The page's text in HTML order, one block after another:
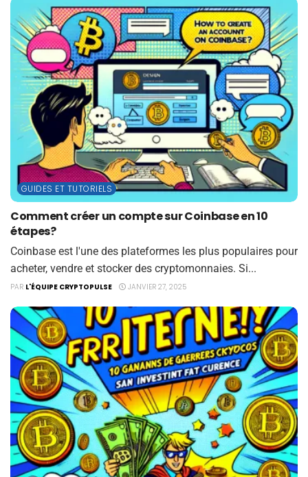
GUIDES ET TUTORIELS
Comment créer un compte sur Coinbase en 10
étapes?
Coinbase est l'une des plateformes les plus populaires pour
acheter, vendre et stocker des cryptomonnaies. Si...
PAR L'ÉQUIPE CRYPTOPULSE JANVIER 27, 2025